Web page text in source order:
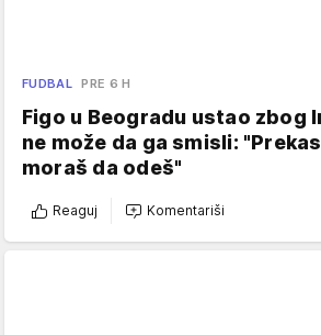
FUDBAL PRE 6 H
Figo u Beogradu ustao zbog
ne može da ga smisli:
moraš da odeš"
Reaguj Komentariši